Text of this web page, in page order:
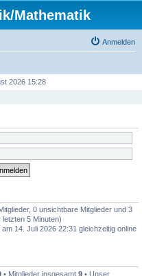
Mathematik
Anmelden
2026 15:28
0 unsichtbare Mitglieder und 3
5 Minuten)
14. Juli 2026 22:31 gleichzeitig online
• Mitglieder insgesamt 9 • Unser